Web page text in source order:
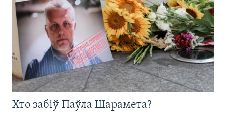
Хто забіў Паўла Шарамета?